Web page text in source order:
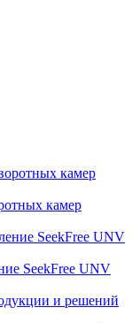
камер
SeekFree UNV